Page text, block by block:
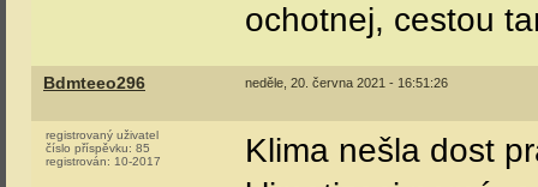
ochotnej, cestou
Bdmteeo296 neděle, 20. června 2021 - 16:51:26
registrovaný uživatel
číslo příspěvku: 85
registrován: 10-2017
Klima nešla dost